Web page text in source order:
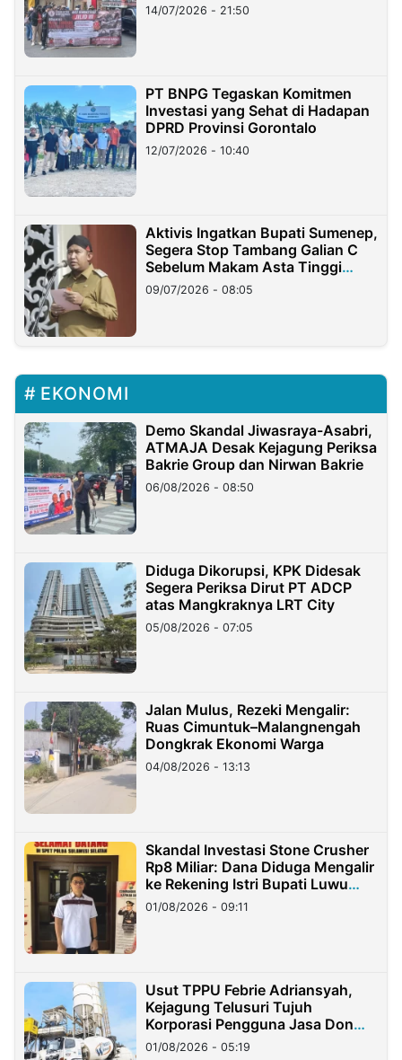
Lampung
14/07/2026 - 21:50
PT BNPG Tegaskan Komitmen
Investasi yang Sehat di Hadapan
DPRD Provinsi Gorontalo
12/07/2026 - 10:40
Aktivis Ingatkan Bupati Sumenep,
Segera Stop Tambang Galian C
Sebelum Makam Asta Tinggi
Longsor
09/07/2026 - 08:05
EKONOMI
Demo Skandal Jiwasraya-Asabri,
ATMAJA Desak Kejagung Periksa
Bakrie Group dan Nirwan Bakrie
06/08/2026 - 08:50
Diduga Dikorupsi, KPK Didesak
Segera Periksa Dirut PT ADCP
atas Mangkraknya LRT City
05/08/2026 - 07:05
Jalan Mulus, Rezeki Mengalir:
Ruas Cimuntuk–Malangnengah
Dongkrak Ekonomi Warga
04/08/2026 - 13:13
Skandal Investasi Stone Crusher
Rp8 Miliar: Dana Diduga Mengalir
ke Rekening Istri Bupati Luwu
Timur
01/08/2026 - 09:11
Usut TPPU Febrie Adriansyah,
Kejagung Telusuri Tujuh
Korporasi Pengguna Jasa Don
Ritto
01/08/2026 - 05:19